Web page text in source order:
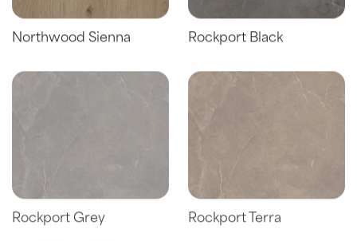
Northwood Sienna Rockport Black